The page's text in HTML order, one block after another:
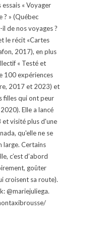
« Voyager
? » (Québec
de nos voyages ?
le récit «Cartes
2017), en plus
« Testé et
100 expériences
2017 et 2023) et
filles qui ont peur
Elle a lancé
et visité plus d'une
qu'elle ne se
large. Certains
c’est d’abord
goûter
croisent sa route).
@mariejuliega.